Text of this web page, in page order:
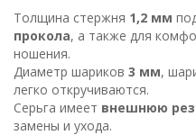
Толщина стержня 1,2 мм
прокола, а также для
ношения.
Диаметр шариков 3 мм,
легко откручиваются.
Серьга имеет внешнюю
замены и ухода.